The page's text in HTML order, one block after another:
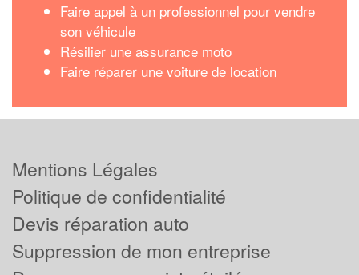
Faire appel à un professionnel pour vendre
son véhicule
Résilier une assurance moto
Faire réparer une voiture de location
Mentions Légales
Politique de confidentialité
Devis réparation auto
Suppression de mon entreprise